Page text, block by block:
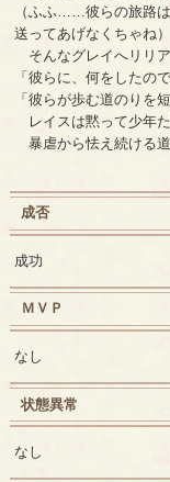
（ふふ……彼らの旅路
送ってあげなくちゃね）
そんなグレイへリリ
「彼らに、何をしたので
「彼らが歩む道のりを
レイスは黙って少年た
暴虐から怯え続ける
成否
成功
ＭＶＰ
なし
状態異常
なし